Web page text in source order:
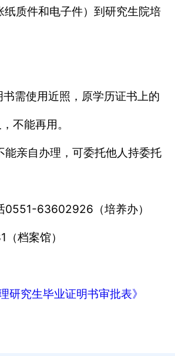
纸质件和电子件）到研究生院培
书需使用近照，原学历证书上的
不能再用。
能亲自办理，可委托他人持委托
0551-63602926 （培养办）
（档案馆）
理研究生毕业证明书审批表》